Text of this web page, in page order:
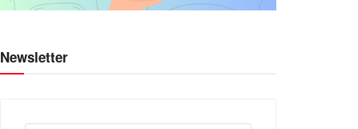
Newsletter